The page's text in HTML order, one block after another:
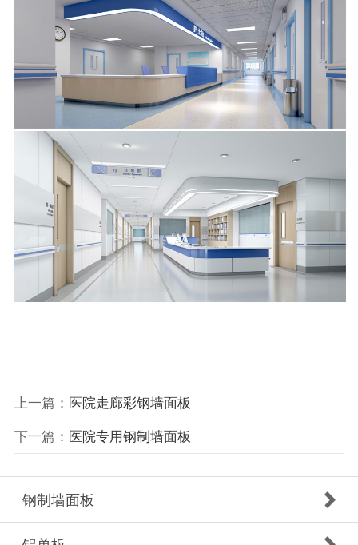
上一篇： 医院走廊彩钢墙面板
下一篇： 医院专用钢制墙面板
钢制墙面板